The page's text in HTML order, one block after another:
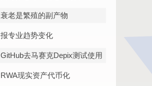
衰老是繁殖的副产物
报专业趋势变化
GitHub去马赛克Depix测试使用
RWA现实资产代币化